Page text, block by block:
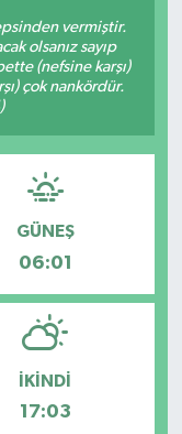
vermiştir.
olsanız sayıp
(nefsine karşı)
çok nankördür.
GÜNEŞ
06:01
İKINDI
17:03